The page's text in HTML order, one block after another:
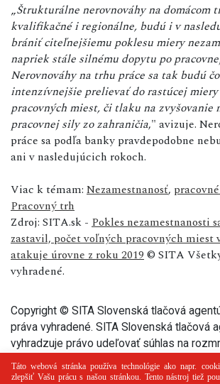
„Štrukturálne nerovnováhy na domácom
kvalifikačné i regionálne, budú i v
brániť citeľnejšiemu poklesu miery
napriek stále silnému dopytu po
Nerovnováhy na trhu práce sa tak budú
intenzívnejšie prelievať do rastúcej
pracovných miest, či tlaku na zvyšovanie
pracovnej sily zo zahraničia," avizuje.
práce sa podľa banky pravdepodobne
ani v nasledujúcich rokoch.
Viac k témam: Nezamestnanosť,
Pracovný trh
Zdroj: SITA.sk - Pokles nezamestnanosti
zastavil, počet voľných pracovných miest
atakuje úrovne z roku 2019 © SITA
vyhradené.
Copyright © SITA Slovenská tlačová
práva vyhradené. SITA Slovenská tlačová
vyhradzuje právo udeľovať súhlas na